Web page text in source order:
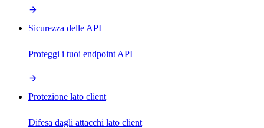
Sicurezza delle API
Proteggi i tuoi endpoint API
Protezione lato client
Difesa dagli attacchi lato client